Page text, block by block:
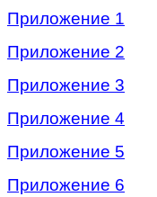
Приложение 1
Приложение 2
Приложение 3
Приложение 4
Приложение 5
Приложение 6